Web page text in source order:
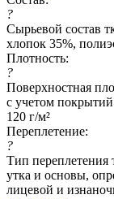
?
Сырьевой состав
хлопок 35%,
Плотность:
?
Поверхностная
с учетом
120 г/м²
Переплетение:
?
Тип переплетения
утка и основы,
лицевой и